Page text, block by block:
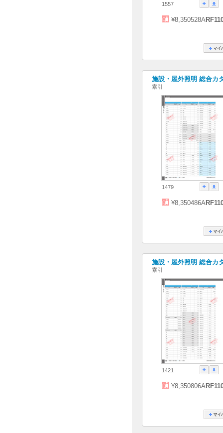
1557
¥8,350528A
施設・屋外照明 総合カ
索引
1479
¥8,350486A
施設・屋外照明 総合カ
索引
1421
¥8,350806A